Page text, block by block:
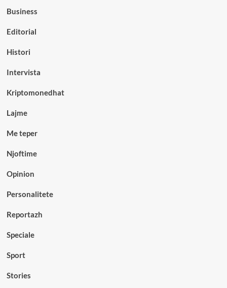
Business
Editorial
Histori
Intervista
Kriptomonedhat
Lajme
Me teper
Njoftime
Opinion
Personalitete
Reportazh
Speciale
Sport
Stories